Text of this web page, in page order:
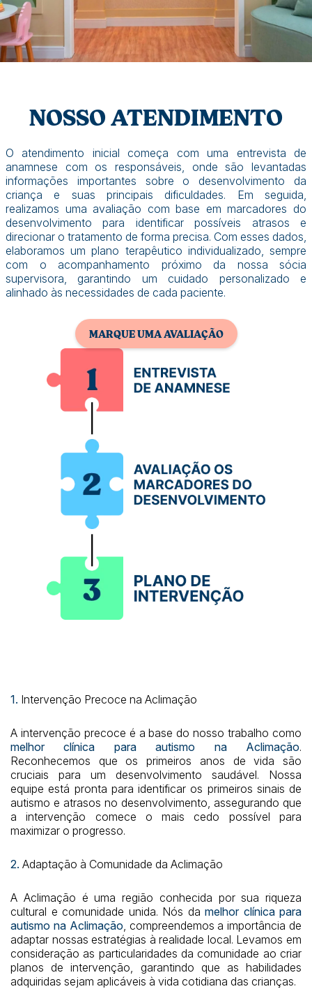
NOSSO ATENDIMENTO
O atendimento inicial começa com uma entrevista de
anamnese com os responsáveis, onde são levantadas
informações importantes sobre o desenvolvimento da
criança e suas principais dificuldades. Em seguida,
realizamos uma avaliação com base em marcadores do
desenvolvimento para identificar possíveis atrasos e
direcionar o tratamento de forma precisa. Com esses dados,
elaboramos um plano terapêutico individualizado, sempre
com o acompanhamento próximo da nossa sócia
supervisora, garantindo um cuidado personalizado e
alinhado às necessidades de cada paciente.
MARQUE UMA AVALIAÇÃO
1. Intervenção Precoce na Aclimação
A intervenção precoce é a base do nosso trabalho como
melhor clínica para autismo na Aclimação.
Reconhecemos que os primeiros anos de vida são
cruciais para um desenvolvimento saudável. Nossa
equipe está pronta para identificar os primeiros sinais de
autismo e atrasos no desenvolvimento, assegurando que
a intervenção comece o mais cedo possível para
maximizar o progresso.
2. Adaptação à Comunidade da Aclimação
A Aclimação é uma região conhecida por sua riqueza
cultural e comunidade unida. Nós da melhor clínica para
autismo na Aclimação , compreendemos a importância de
adaptar nossas estratégias à realidade local. Levamos em
consideração as particularidades da comunidade ao criar
planos de intervenção, garantindo que as habilidades
adquiridas sejam aplicáveis à vida cotidiana das crianças.